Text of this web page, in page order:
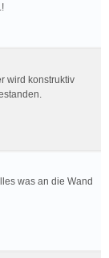
wird konstruktiv
was an die Wand